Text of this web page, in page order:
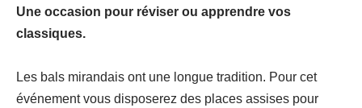
Une occasion pour réviser ou apprendre vos
classiques.
Les bals mirandais ont une longue tradition. Pour cet
événement vous disposerez des places assises pour